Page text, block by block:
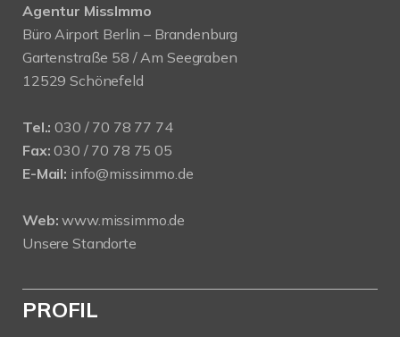
Agentur MissImmo
Büro Airport Berlin – Brandenburg
Gartenstraße 58 / Am Seegraben
12529 Schönefeld
Tel.: 030 / 70 78 77 74
Fax: 030 / 70 78 75 05
E-Mail: info@missimmo.de
Web: www.missimmo.de
Unsere Standorte
PROFIL